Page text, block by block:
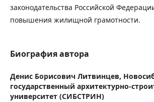
законодательства Российской
повышения жилищной грамотности.
Биография автора
Денис Борисович Литвинцев,
государственный архитектурно-
университет (СИБСТРИН)